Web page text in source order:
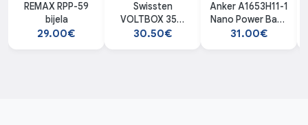
REMAX RPP-59
bijela
29.00€
Swissten
VOLTBOX 35W
10000mAh
30.50€
Anker A1653H11-1
Nano Power Bank
22.5W
31.00€